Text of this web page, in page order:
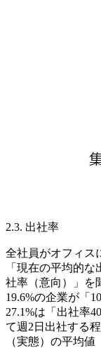
2.3. 出社率
全社員がオフィス
「現在の平均的
社率（意向）」を
19.6%の企業が「
27.1%は「出社率
て週2日出社する
（実態）の平均値